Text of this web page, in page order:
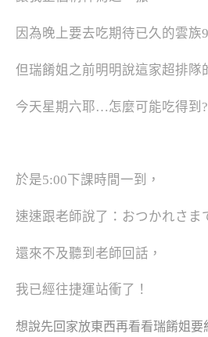
因為晚上要去吃期待已久的雲族
但瑞餚姐之前明明說這家超排隊
今天星期六耶…怎麼可能吃得到?
於是5:00下課時間一到，
速速跟老師說了：おつかれさま
還來不及聽到老師回話，
我已經往捷運站衝了！
想說先回家放東西再看看瑞餚姐要